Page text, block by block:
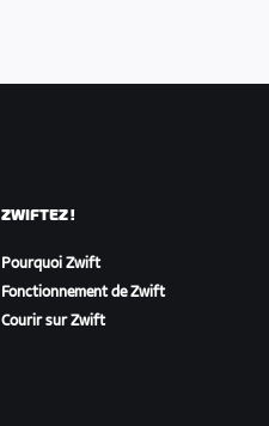
ZWIFTEZ !
Pourquoi Zwift
Fonctionnement de Zwift
Courir sur Zwift